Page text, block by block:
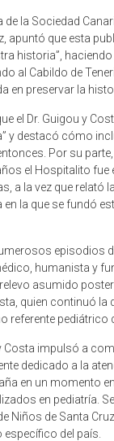
la Sociedad
apuntó que esta
historia”,
al Cabildo de
en preservar la
el Dr. Guigou y
y destacó cómo
Por su
el Hospitalito fue
a la vez que relató
la que se fundó
episodios
humanista y
asumido
quien continuó la
referente pediátrico
Costa impulsó a
dedicado a la
en un momento
en pediatría.
Niños de Santa
del país.